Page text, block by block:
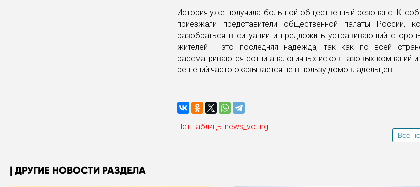
История уже получила большой общественный резонанс. К
приезжали представители общественной палаты России,
разобраться в ситуации и предложить устравивающий
жителей - это последняя надежда, так как по всей
рассматриваются сотни аналогичных исков газовых компаний
решений часто оказывается не в пользу домовладельцев.
Нет таблицы news_voting
Все
ДРУГИЕ НОВОСТИ РАЗДЕЛА